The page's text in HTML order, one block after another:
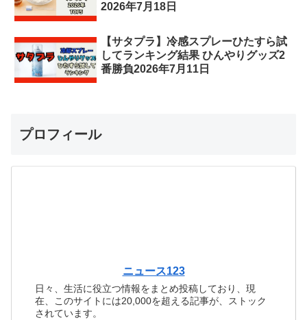
2026年7月18日
【サタプラ】冷感スプレーひたすら試
してランキング結果 ひんやりグッズ2
番勝負2026年7月11日
プロフィール
ニュース123
日々、生活に役立つ情報をまとめ投稿しており、現
在、このサイトには20,000を超える記事が、ストック
されています。